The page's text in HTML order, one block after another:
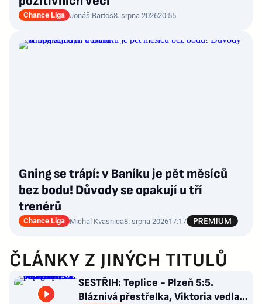
Chance Liga Jonáš Bartoš8. srpna 202620:55
Gning se trápí: v Baníku je pět měsíců
bez bodu! Důvody se opakují u tří
trenérů
Chance Liga Michal Kvasnica8. srpna 202617:17
ČLÁNKY Z JINÝCH TITULŮ
SESTŘIH: Teplice - Plzeň 5:5.
Bláznivá přestřelka, Viktoria vedla o